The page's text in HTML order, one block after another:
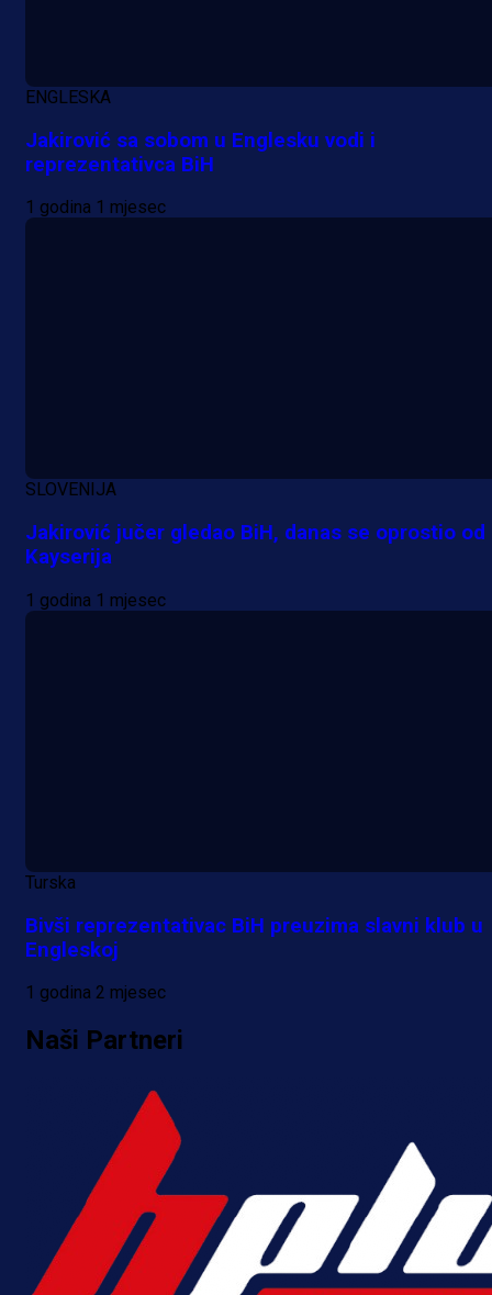
Pogledajte gol Kenana Kodre
9 h 47 min
Kakva partija Omerovića:
dva gola za samo tri minute!
10 h 57 min
ENGLESKA
Jakirović sa sobom u Englesku vodi i
reprezentativca BiH
1 godina 1 mjesec
SLOVENIJA
Jakirović jučer gledao BiH, danas se oprostio od
Kayserija
1 godina 1 mjesec
Turska
Bivši reprezentativac BiH preuzima slavni klub u
Engleskoj
1 godina 2 mjesec
Naši Partneri